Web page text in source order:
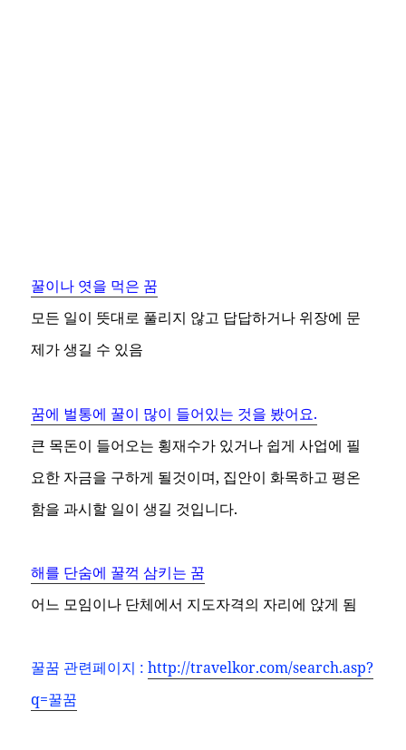
꿀이나 엿을 먹은 꿈
모든 일이 뜻대로 풀리지 않고 답답하거나 위장에 문
제가 생길 수 있음
꿈에 벌통에 꿀이 많이 들어있는 것을 봤어요.
큰 목돈이 들어오는 횡재수가 있거나 쉽게 사업에 필
요한 자금을 구하게 될것이며, 집안이 화목하고 평온
함을 과시할 일이 생길 것입니다.
해를 단숨에 꿀꺽 삼키는 꿈
어느 모임이나 단체에서 지도자격의 자리에 앉게 됨
꿀꿈 관련페이지 :http://travelkor.com/search.asp?
q=꿀꿈